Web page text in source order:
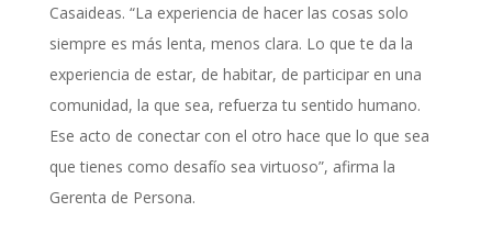
Casaideas. “La experiencia de hacer las cosas solo
siempre es más lenta, menos clara. Lo que te da la
experiencia de estar, de habitar, de participar en una
comunidad, la que sea, refuerza tu sentido humano.
Ese acto de conectar con el otro hace que lo que sea
que tienes como desafío sea virtuoso”, afirma la
Gerenta de Persona.